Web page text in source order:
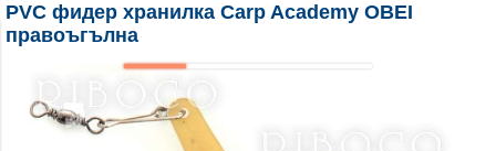
PVC фидер хранилка Carp Academy OBEI
правоъгълна